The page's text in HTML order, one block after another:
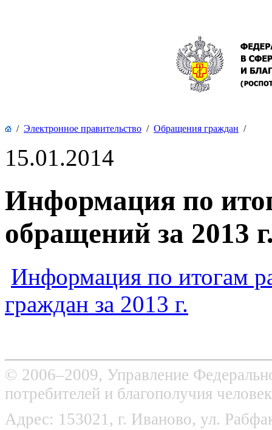
/ Электронное правительство / Обращения граждан /
15.01.2014
Информация по
обращений за 2013
Информация по итогам
граждан за 2013 г.
© 2006–2009, Управление
потребителей и благополучия
Адрес: 153021, г. Иваново, ул.